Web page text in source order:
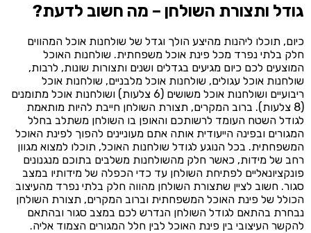
גודל ותצורת השולחן – מה חשוב לדעת?
כיום, תוכלו ליהנות מהיצע הולך וגדל של שולחנות אוכל המהווים
חלק בלתי נפרד מכל פינת אוכל משפחתית. שולחנות האוכל
המוצעים לכם כיום מגיעים בגדלים ושנים ותצורות שונות, לרבות,
שולחנות אוכל עגולים, שולחנות אוכל מלבניים, שולחנות אוכל
ריבועיים ושולחנות אוכל משושים (6 צלעות) ושולחנות אוכל מתומנים
(8 צלעות). ברוב המקרים, תצורת השולחן חייבת להיות מותאמת
לגודל השטח העומד לרשותכם והאופן בו השולחן משתלב בחלל
המגורים ובפינה הייעודית אותה אתם מעוניינים להפוך לפינת האוכל
המשפחתית. בכל הנוגע לגודל שולחנות האוכל, תוכלו למצוא מגוון
רחב של מידות, כאשר חלק מהשולחנות משלבים בתוכם מנגנונים
פונקציונאליים לפתיחת השולחן עד כדי הכפלה של מידותיו במצב
סגור. חשוב לציין שתצורת השולחן מהווה חלק בלתי נפרד מהעיצוב
הכולל של פינת האוכל המשפחתית וברוב המקרים, תצורת השולחן
נבחרת בהתאם לגודל השולחן הנדרש לכם במצב סגור ובהתאם
להקשר העיצובי בין פינת האוכל לבין חלל המגורים הצמוד אליה.